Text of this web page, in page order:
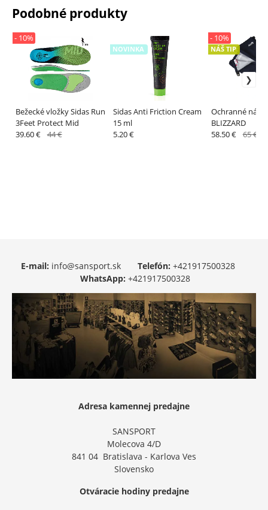
Podobné produkty
Bežecké vložky Sidas Run
3Feet Protect Mid
- 10%
39.60 € 44 €
Sidas Anti Friction Cream
15 ml
NOVINKA
5.20 €
Ochranné
BLIZZARD
NÁŠ TIP
- 10%
58.50 € 65 €
E-mail: info@sansport.sk Telefón: +421917500328
WhatsApp: +421917500328
Adresa kamennej predajne
SANSPORT
Molecova 4/D
841 04 Bratislava - Karlova Ves
Slovensko
Otváracie hodiny predajne